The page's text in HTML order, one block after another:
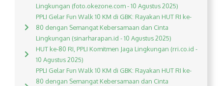
Lingkungan (foto.okezone.com - 10 Agustus 2025)
PPLI Gelar Fun Walk 10 KM di GBK: Rayakan HUT RI ke-
80 dengan Semangat Kebersamaan dan Cinta
Lingkungan (sinarharapan.id - 10 Agustus 2025)
HUT ke-80 RI, PPLI Komitmen Jaga Lingkungan (rri.co.id -
10 Agustus 2025)
PPLI Gelar Fun Walk 10 KM di GBK: Rayakan HUT RI ke-
80 dengan Semangat Kebersamaan dan Cinta